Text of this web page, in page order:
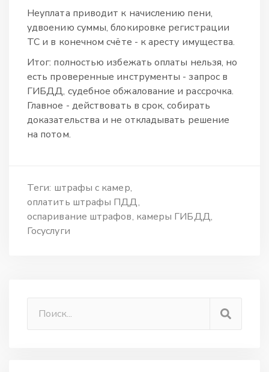
Неуплата приводит к начислению пени,
удвоению суммы, блокировке регистрации
ТС и в конечном счёте - к аресту имущества.
Итог: полностью избежать оплаты нельзя, но
есть проверенные инструменты - запрос в
ГИБДД, судебное обжалование и рассрочка.
Главное - действовать в срок, собирать
доказательства и не откладывать решение
на потом.
Теги: штрафы с камер
оплатить штрафы ПДД
оспаривание штрафов камеры ГИБДД
Госуслуги